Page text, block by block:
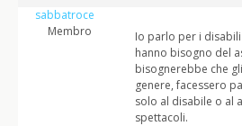
sabbatroce
Membro
Io parlo per i
hanno bisogno del
bisognerebbe che
genere, facessero
solo al disabile o al
spettacoli.